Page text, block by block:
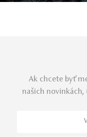
Ak chcete byť
našich